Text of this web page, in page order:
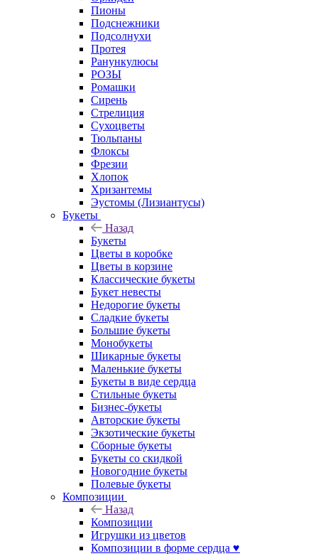
Пионы
Подснежники
Подсолнухи
Протея
Ранункулюсы
РОЗЫ
Ромашки
Сирень
Стрелиция
Сухоцветы
Тюльпаны
Флоксы
Фрезии
Хлопок
Хризантемы
Эустомы (Лизиантусы)
Букеты
Назад
Букеты
Цветы в коробке
Цветы в корзине
Классические букеты
Букет невесты
Недорогие букеты
Сладкие букеты
Большие букеты
Монобукеты
Шикарные букеты
Маленькие букеты
Букеты в виде сердца
Стильные букеты
Бизнес-букеты
Авторские букеты
Экзотические букеты
Сборные букеты
Букеты со скидкой
Новогодние букеты
Полевые букеты
Композиции
Назад
Композиции
Игрушки из цветов
Композиции в форме сердца ♥